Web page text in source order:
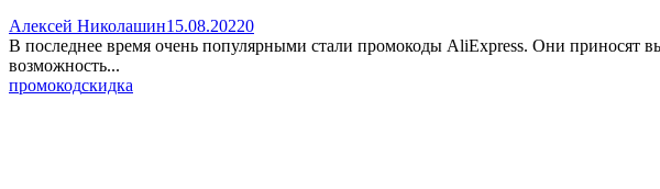
Алексей Николашин15.08.20220
В последнее время очень популярными стали промокоды AliExpress. Они приносят
возможность...
промокодскидка